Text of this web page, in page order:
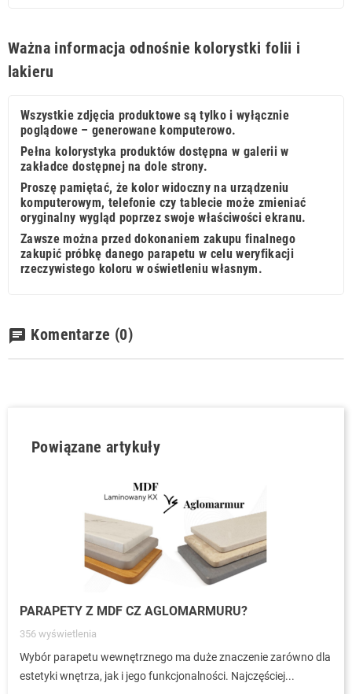
Ważna informacja odnośnie kolorystki folii i
lakieru
Wszystkie zdjęcia produktowe są tylko i wyłącznie
poglądowe – generowane komputerowo.
Pełna kolorystyka produktów dostępna w galerii w
zakładce dostępnej na dole strony.
Proszę pamiętać, że kolor widoczny na urządzeniu
komputerowym, telefonie czy tablecie może zmieniać
oryginalny wygląd poprzez swoje właściwości ekranu.
Zawsze można przed dokonaniem zakupu finalnego
zakupić próbkę danego parapetu w celu weryfikacji
rzeczywistego koloru w oświetleniu własnym.
chat Komentarze (0)
Powiązane artykuły
PARAPETY Z MDF CZ AGLOMARMURU?
356 wyświetlenia
Wybór parapetu wewnętrznego ma duże znaczenie zarówno dla
estetyki wnętrza, jak i jego funkcjonalności. Najczęściej...